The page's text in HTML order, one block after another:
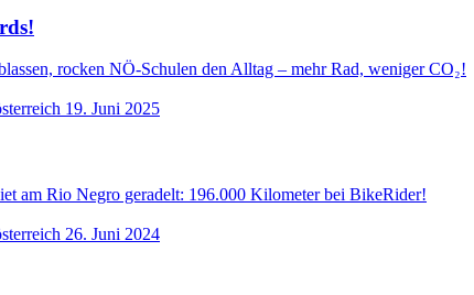
rocken NÖ-Schulen den Alltag – mehr Rad, weniger CO₂!
19. Juni 2025
am Rio Negro geradelt: 196.000 Kilometer bei BikeRider!
26. Juni 2024